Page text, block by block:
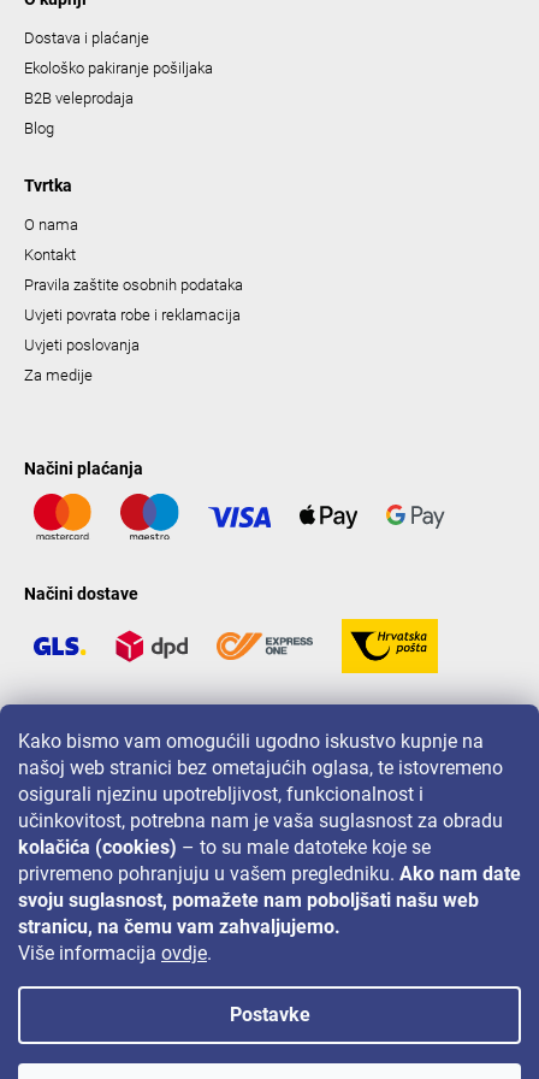
Kako bismo vam omogućili ugodno iskustvo kupnje na
našoj web stranici bez ometajućih oglasa, te istovremeno
osigurali njezinu upotrebljivost, funkcionalnost i
učinkovitost, potrebna nam je vaša suglasnost za obradu
kolačića (cookies) – to su male datoteke koje se
privremeno pohranjuju u vašem pregledniku. Ako nam date
svoju suglasnost, pomažete nam poboljšati našu web
stranicu, na čemu vam zahvaljujemo.
Više informacija ovdje.
Postavke
Dostava i plaćanje
Ekološko pakiranje pošiljaka
B2B veleprodaja
Blog
Tvrtka
O nama
Kontakt
Pravila zaštite osobnih podataka
Uvjeti povrata robe i reklamacija
Uvjeti poslovanja
Za medije
Načini plaćanja
Načini dostave
Za akcije, nagradne igre i popuste pratite nas na:
Autorsko pravo 2026 Lavonio.hr. Sva prava pridržana.